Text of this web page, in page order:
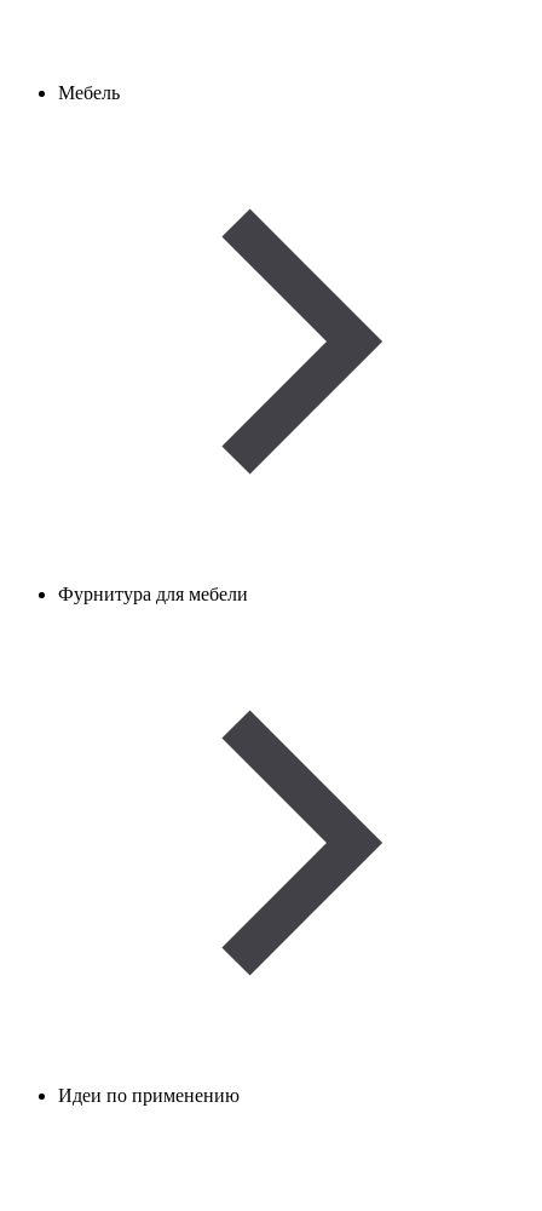
Мебель
Фурнитура для мебели
Идеи по применению